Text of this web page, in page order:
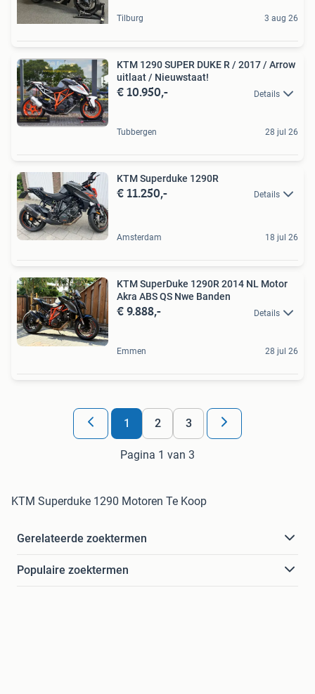
Tilburg 3 aug 26
KTM 1290 SUPER DUKE R / 2017 / Arrow
uitlaat / Nieuwstaat!
€ 10.950,- Details
Tubbergen 28 jul 26
KTM Superduke 1290R
€ 11.250,- Details
Amsterdam 18 jul 26
KTM SuperDuke 1290R 2014 NL Motor
Akra ABS QS Nwe Banden
€ 9.888,- Details
Emmen 28 jul 26
1 2 3
Pagina 1 van 3
KTM Superduke 1290 Motoren Te Koop
Gerelateerde zoektermen
Populaire zoektermen